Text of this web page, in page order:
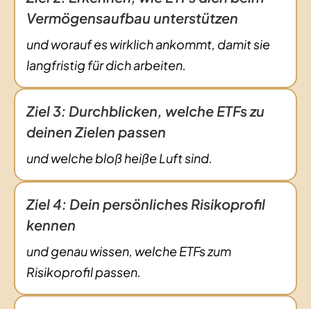
Vermögensaufbau unterstützen
und worauf es wirklich ankommt, damit sie
langfristig für dich arbeiten.
Ziel 3: Durchblicken, welche ETFs zu
deinen Zielen passen
und welche bloß heiße Luft sind.
Ziel 4: Dein persönliches Risikoprofil
kennen
und genau wissen, welche ETFs zum
Risikoprofil passen.